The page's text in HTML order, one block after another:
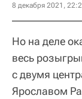
8 декабря 2021,
Но на деле
весь
с двумя
Ярославом